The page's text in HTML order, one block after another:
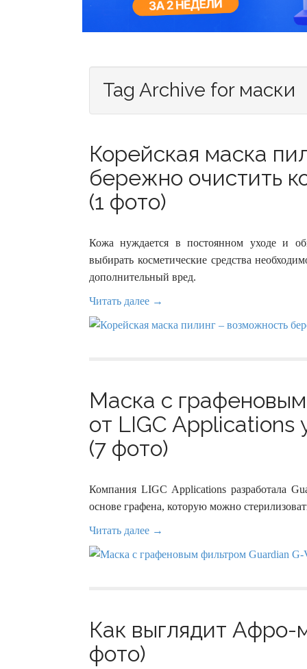
Tag Archive for маски
Корейская маска
бережно очистить
(1 фото)
Кожа нуждается в постоянном уходе и
выбирать косметические средства
дополнительный вред.
Читать далее →
Маска с
от LIGC Applications
(7 фото)
Компания LIGC Applications разработала
основе графена, которую можно
Читать далее →
Как выглядит Афро-
фото)